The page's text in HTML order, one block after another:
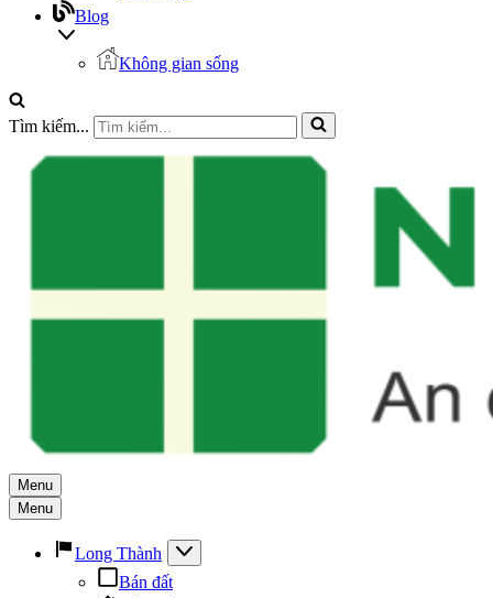
Blog
Không gian sống
Tìm kiếm...
Menu
Menu
Long Thành
Bán đất